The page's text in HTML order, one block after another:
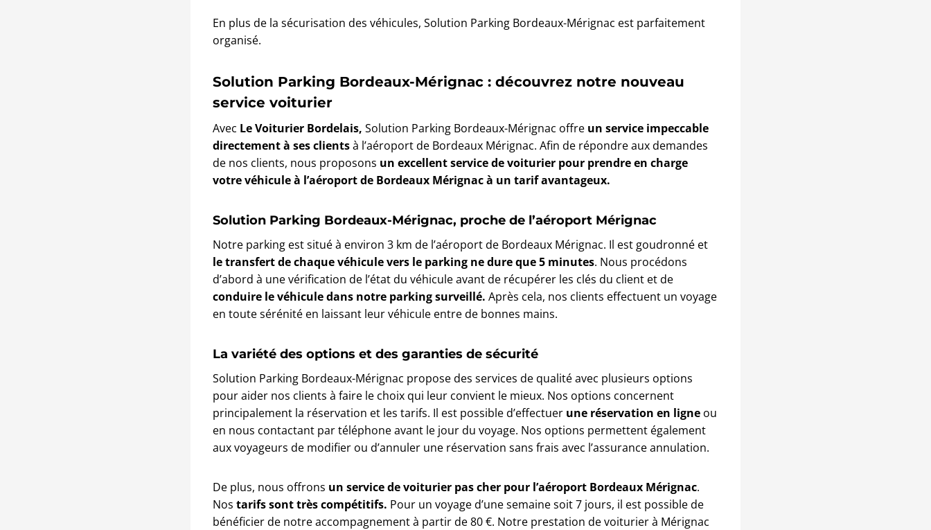
En plus de la sécurisation des véhicules, Solution Parking Bordeaux-Mérignac est parfaitement
organisé.
Solution Parking Bordeaux-Mérignac : découvrez notre nouveau
service voiturier
Avec Le Voiturier Bordelais, Solution Parking Bordeaux-Mérignac offre un service impeccable
directement à ses clientsà l’aéroport de Bordeaux Mérignac. Afin de répondre aux demandes
de nos clients, nous proposons un excellent service de voiturier pour prendre en charge
votre véhicule à l’aéroport de Bordeaux Mérignacà un tarif avantageux.
Solution Parking Bordeaux-Mérignac, proche de l’aéroport Mérignac
Notre parking est situé à environ 3 km de l’aéroport de Bordeaux Mérignac. Il est goudronné et
le transfert de chaque véhicule vers le parking ne dure que 5 minutes. Nous procédons
d’abord à une vérification de l’état du véhicule avant de récupérer les clés du client et de
conduire le véhicule dans notre parking surveillé. Après cela, nos clients effectuent un voyage
en toute sérénité en laissant leur véhicule entre de bonnes mains.
La variété des options et des garanties de sécurité
Solution Parking Bordeaux-Mérignac propose des services de qualité avec plusieurs options
pour aider nos clients à faire le choix qui leur convient le mieux. Nos options concernent
principalement la réservation et les tarifs. Il est possible d’effectuer une réservation en ligne ou
en nous contactant par téléphone avant le jour du voyage. Nos options permettent également
aux voyageurs de modifier ou d’annuler une réservation sans frais avec l’assurance annulation.
De plus, nous offrons un service de voiturier pas cher pour l’aéroport Bordeaux Mérignac.
Nos tarifs sont très compétitifs. Pour un voyage d’une semaine soit 7 jours, il est possible de
bénéficier de notre accompagnement à partir de 80 €. Notre prestation de voiturier à Mérignac